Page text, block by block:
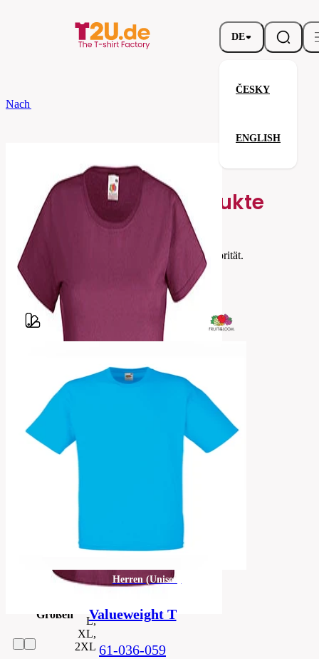
DE
ČESKY
ENGLISH
Nach dem Brand
Parameter
Code
Style
Ausführung
Kategorie
shirt
Größen
XS,
M,
L,
XL,
2XL
Verwandte Produkte
Ihre Zufriedenheit ist unsere Priorität.
Herren (Unisex)
Valueweight T
61-036-059